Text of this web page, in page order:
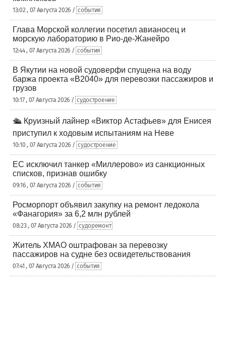
13:02 , 07 Августа 2026 / события
Глава Морской коллегии посетил авианосец и
морскую лабораторию в Рио-де-Жанейро
12:44 , 07 Августа 2026 / события
В Якутии на новой судоверфи спущена на воду
баржа проекта «В2040» для перевозки пассажиров и
грузов
10:17 , 07 Августа 2026 / судостроение
🛳️ Круизный лайнер «Виктор Астафьев» для Енисея
приступил к ходовым испытаниям на Неве
10:10 , 07 Августа 2026 / судостроение
ЕС исключил танкер «Миллерово» из санкционных
списков, признав ошибку
09:16 , 07 Августа 2026 / события
Росморпорт объявил закупку на ремонт ледокола
«Фанагория» за 6,2 млн рублей
08:23 , 07 Августа 2026 / судоремонт
Житель ХМАО оштрафован за перевозку
пассажиров на судне без освидетельствования
07:41 , 07 Августа 2026 / события